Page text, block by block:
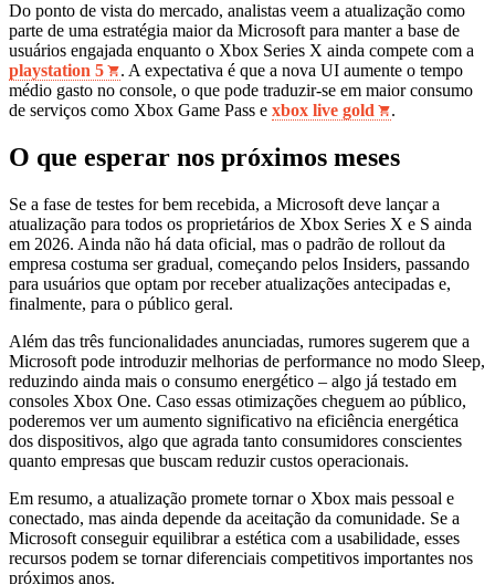
Do ponto de vista do mercado, analistas veem a atualização como
parte de uma estratégia maior da Microsoft para manter a base de
usuários engajada enquanto o Xbox Series X ainda compete com a
playstation 5
. A expectativa é que a nova UI aumente o tempo
médio gasto no console, o que pode traduzir-se em maior consumo
de serviços como Xbox Game Pass e xbox live gold .
O que esperar nos próximos meses
Se a fase de testes for bem recebida, a Microsoft deve lançar a
atualização para todos os proprietários de Xbox Series X e S ainda
em 2026. Ainda não há data oficial, mas o padrão de rollout da
empresa costuma ser gradual, começando pelos Insiders, passando
para usuários que optam por receber atualizações antecipadas e,
finalmente, para o público geral.
Além das três funcionalidades anunciadas, rumores sugerem que a
Microsoft pode introduzir melhorias de performance no modo Sleep,
reduzindo ainda mais o consumo energético – algo já testado em
consoles Xbox One. Caso essas otimizações cheguem ao público,
poderemos ver um aumento significativo na eficiência energética
dos dispositivos, algo que agrada tanto consumidores conscientes
quanto empresas que buscam reduzir custos operacionais.
Em resumo, a atualização promete tornar o Xbox mais pessoal e
conectado, mas ainda depende da aceitação da comunidade. Se a
Microsoft conseguir equilibrar a estética com a usabilidade, esses
recursos podem se tornar diferenciais competitivos importantes nos
próximos anos.